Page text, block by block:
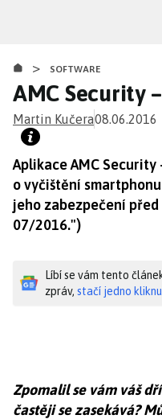
obsahu
> SOFTWARE
AMC Security
Martin Kučera08.06.2016
Aplikace AMC
o vyčištění
jeho zabezpečení
07/2016.")
Líbí se vám tento
zpráv, stačí jedno
Zpomalil se vám váš
častěji se zasekává?